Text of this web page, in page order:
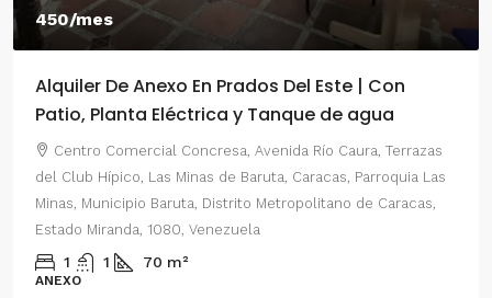
450/mes
Alquiler De Anexo En Prados Del Este | Con
Patio, Planta Eléctrica y Tanque de agua
Centro Comercial Concresa, Avenida Río Caura, Terrazas
del Club Hípico, Las Minas de Baruta, Caracas, Parroquia Las
Minas, Municipio Baruta, Distrito Metropolitano de Caracas,
Estado Miranda, 1080, Venezuela
1 1 70 m²
ANEXO